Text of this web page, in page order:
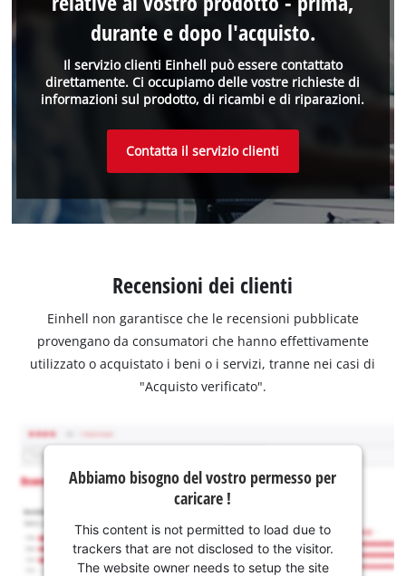
Il servizio clienti Einhell può essere contattato
direttamente. Ci occupiamo delle vostre richieste di
informazioni sul prodotto, di ricambi e di riparazioni.
durante e dopo l'acquisto.
Contatta il servizio clienti
Recensioni dei clienti
Einhell non garantisce che le recensioni pubblicate
provengano da consumatori che hanno effettivamente
utilizzato o acquistato i beni o i servizi, tranne nei casi di
"Acquisto verificato".
Abbiamo bisogno del vostro permesso per
caricare !
This content is not permitted to load due to
trackers that are not disclosed to the visitor.
The website owner needs to setup the site